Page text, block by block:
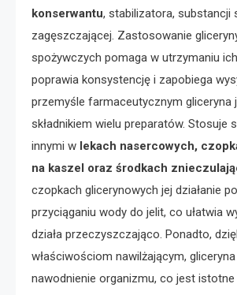
konserwantu, stabilizatora, substancji
zagęszczającej. Zastosowanie
spożywczych pomaga w utrzymaniu
poprawia konsystencję i zapobiega
przemyśle farmaceutycznym gliceryna
składnikiem wielu preparatów. Stosuje
innymi w lekach nasercowych,
na kaszel oraz środkach
czopkach glicerynowych jej działanie
przyciąganiu wody do jelit, co ułatwia
działa przeczyszczająco. Ponadto,
właściwościom nawilżającym,
nawodnienie organizmu, co jest istotne